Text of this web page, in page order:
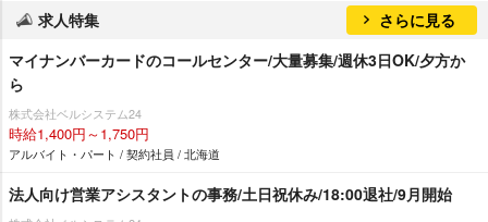
求人特集
さらに見る
マイナンバーカードのコールセンター/大量募集/週休3日OK/夕方か
ら
株式会社ベルシステム24
時給1,400円～1,750円
アルバイト・パート / 契約社員 / 北海道
法人向け営業アシスタントの事務/土日祝休み/18:00退社/9月開始